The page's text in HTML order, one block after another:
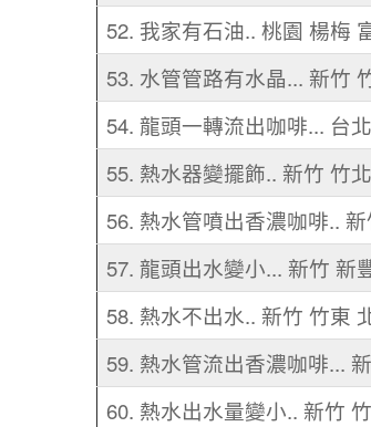
52. 我家有石油.. 桃園 楊梅
53. 水管管路有水晶... 新竹
54. 龍頭一轉流出咖啡... 台
55. 熱水器變擺飾.. 新竹 竹
56. 熱水管噴出香濃咖啡..
57. 龍頭出水變小... 新竹 新
58. 熱水不出水.. 新竹 竹東
59. 熱水管流出香濃咖啡...
60. 熱水出水量變小.. 新竹